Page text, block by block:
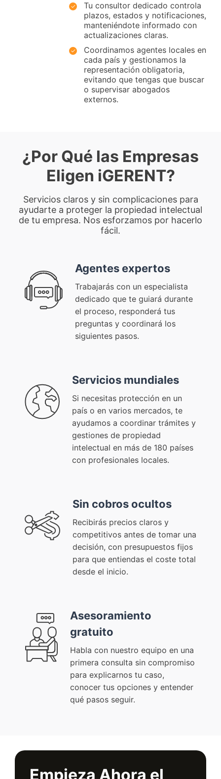
Tu consultor dedicado controla
plazos, estados y notificaciones,
manteniéndote informado con
actualizaciones claras.
Coordinamos agentes locales en
cada país y gestionamos la
representación obligatoria,
evitando que tengas que buscar
o supervisar abogados
externos.
¿Por Qué las Empresas
Eligen iGERENT?
Servicios claros y sin complicaciones para
ayudarte a proteger la propiedad intelectual
de tu empresa. Nos esforzamos por hacerlo
fácil.
Agentes expertos
Trabajarás con un especialista
dedicado que te guiará durante
el proceso, responderá tus
preguntas y coordinará los
siguientes pasos.
Servicios mundiales
Si necesitas protección en un
país o en varios mercados, te
ayudamos a coordinar trámites y
gestiones de propiedad
intelectual en más de 180 países
con profesionales locales.
Sin cobros ocultos
Recibirás precios claros y
competitivos antes de tomar una
decisión, con presupuestos fijos
para que entiendas el coste total
desde el inicio.
Asesoramiento
gratuito
Habla con nuestro equipo en una
primera consulta sin compromiso
para explicarnos tu caso,
conocer tus opciones y entender
qué pasos seguir.
Empieza Ahora el